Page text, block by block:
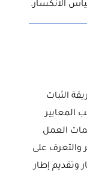
الثبات
المعايير
العمل
المعايير والتعرف على
وتقديم إطار